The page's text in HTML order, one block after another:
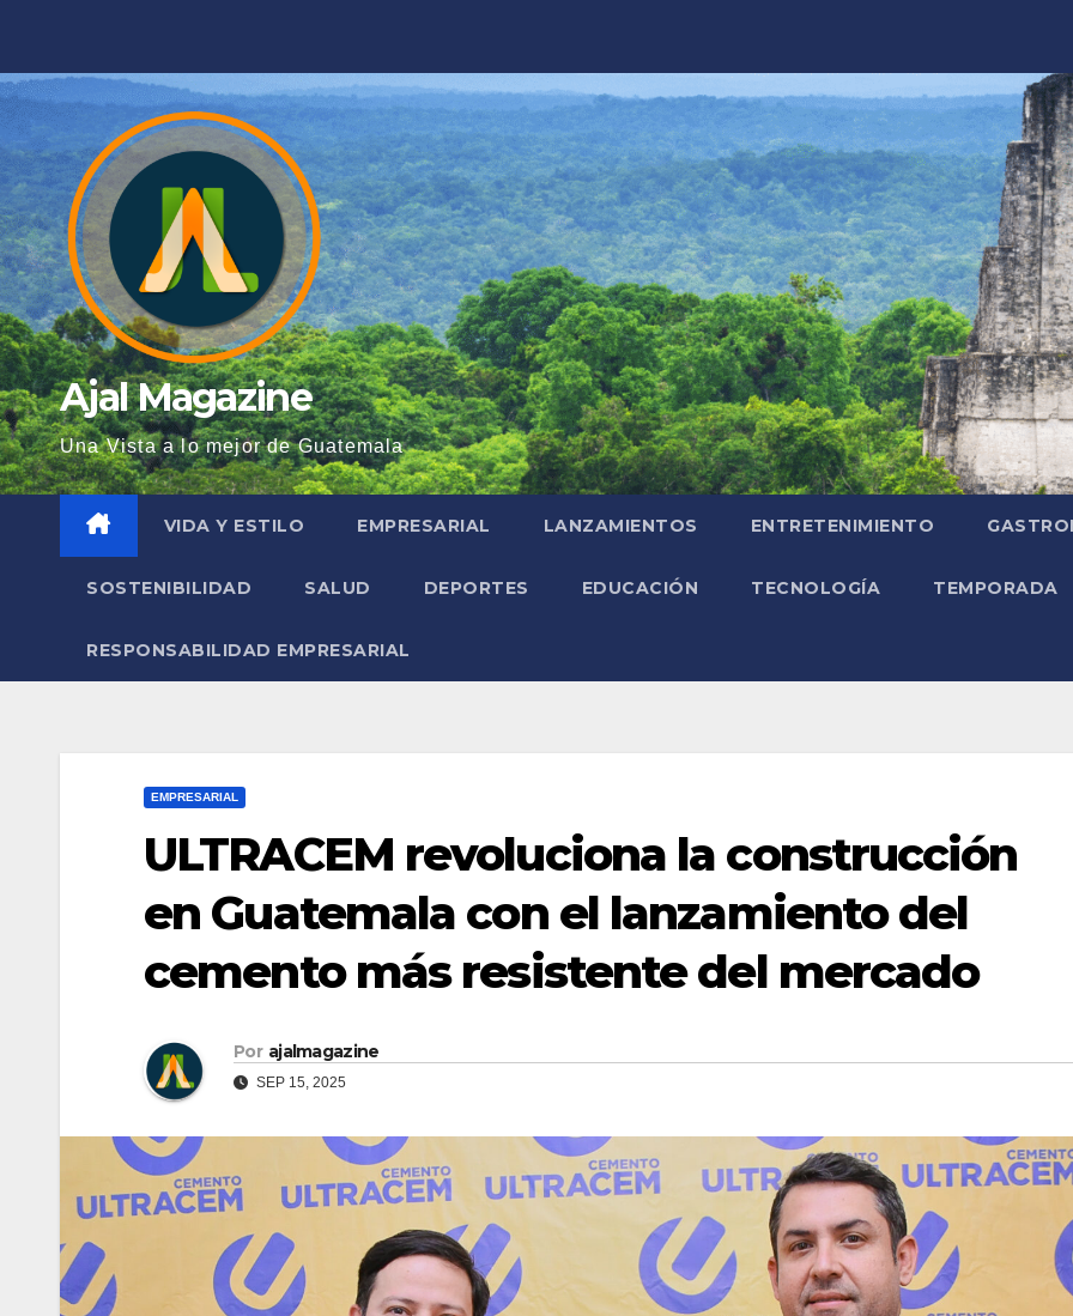
contenido
Ajal Magazine
Una Vista a lo mejor de Guatemala
VIDA Y ESTILO EMPRESARIAL LANZAMIENTOS ENTRETENIMIENTO
SOSTENIBILIDAD SALUD DEPORTES EDUCACIÓN TECNOLOGÍA TEMPORADA
RESPONSABILIDAD EMPRESARIAL
EMPRESARIAL
ULTRACEM revoluciona la construcción
en Guatemala con el lanzamiento del
cemento más resistente del mercado
Por ajalmagazine
SEP 15, 2025